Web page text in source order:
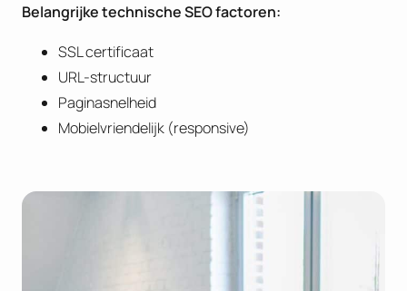
Belangrijke technische SEO factoren:
SSL certificaat
URL-structuur
Paginasnelheid
Mobielvriendelijk (responsive)